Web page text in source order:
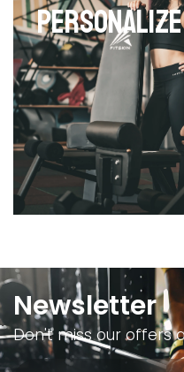
Newsletter
Don't miss our offers